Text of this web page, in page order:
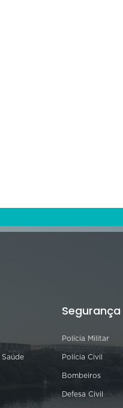
Segurança
Polícia Militar
Polícia Civil
Bombeiros
Defesa Civil